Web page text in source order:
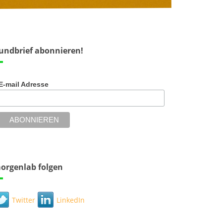
abonnieren!
mail Adresse
folgen
Twitter LinkedIn